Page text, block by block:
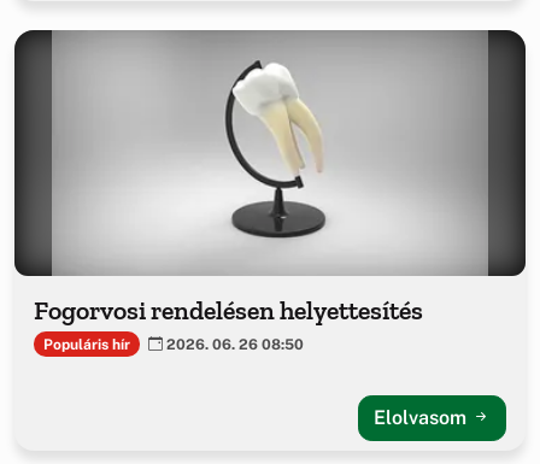
Fogorvosi rendelésen helyettesítés
Populáris hír 2026. 06. 26 08:50
Elolvasom